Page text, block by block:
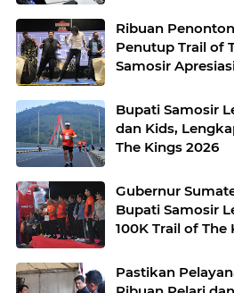
Ribuan
Penutup Trail of
Samosir
Bupati Samosir
dan Kids,
The Kings 2026
Gubernur
Bupati Samosir
100K Trail of The
Pastikan